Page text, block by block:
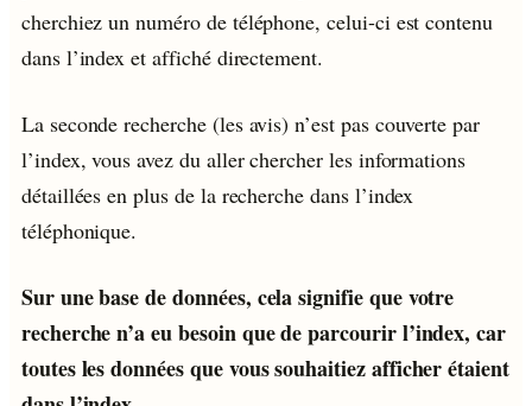
cherchiez un numéro de téléphone, celui-ci est contenu
dans l’index et affiché directement.
La seconde recherche (les avis) n’est pas couverte par
l’index, vous avez du aller chercher les informations
détaillées en plus de la recherche dans l’index
téléphonique.
Sur une base de données, cela signifie que votre
recherche n’a eu besoin que de parcourir l’index, car
toutes les données que vous souhaitiez afficher étaient